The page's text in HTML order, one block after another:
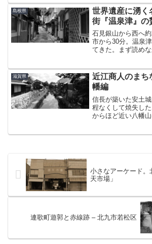
って来ました平野
路線で2駅。5分と
島根県
世界遺産に湧く
街『温泉津』の
石見銀山から西へ
市から30分。温泉
てきた。まず読め
泉街である。温泉
温泉津温泉・・下
滋賀県
近江商人のま
幡編
信長が築いた安土
程なくして焼失し
からほど近い八幡
小さなアーケード。
天市場」
連歌町遊郭と赤線跡 – 北九市若松区